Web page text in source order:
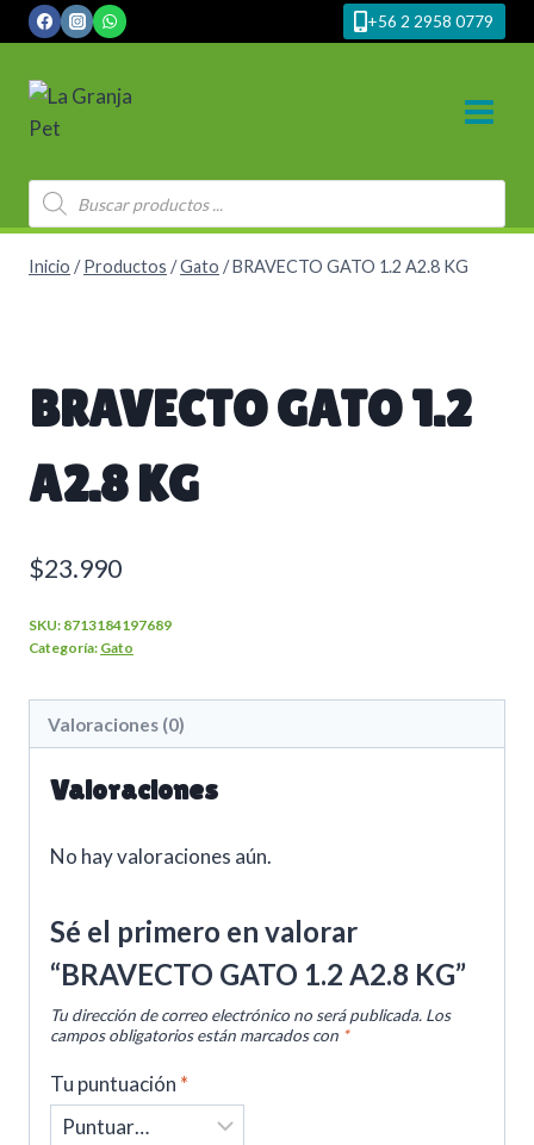
Saltar
al
contenido
+56 2 2958 0779
Búsqueda
de
productos
Inicio / Productos /Gato /BRAVECTO GATO 1.2 A2.8 KG
BRAVECTO GATO 1.2
A2.8 KG
$23.990
SKU: 8713184197689
Categoría: Gato
Valoraciones (0)
Valoraciones
No hay valoraciones aún.
Sé el primero en valorar
“BRAVECTO GATO 1.2 A2.8 KG”
Tu dirección de correo electrónico no será publicada. Los
campos obligatorios están marcados con *
Tu puntuación *